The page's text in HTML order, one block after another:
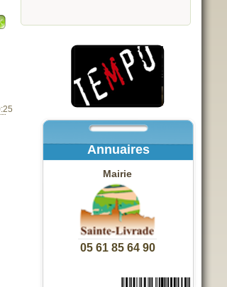
Annuaires
Mairie
05 61 85 64 90